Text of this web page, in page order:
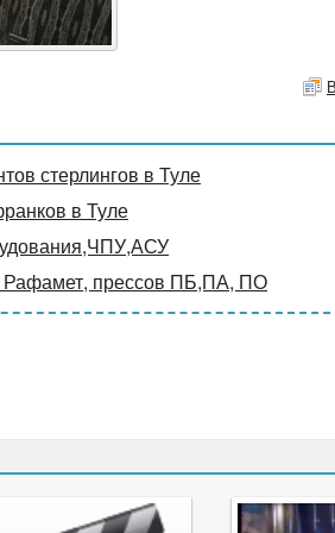
стерлингов в Туле
в Туле
Рафамет, прессов ПБ,ПА, ПО